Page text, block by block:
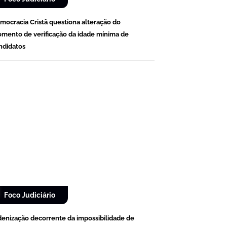
Cristã questiona alteração do
de verificação da idade mínima de
Foco Judiciário
decorrente da impossibilidade de